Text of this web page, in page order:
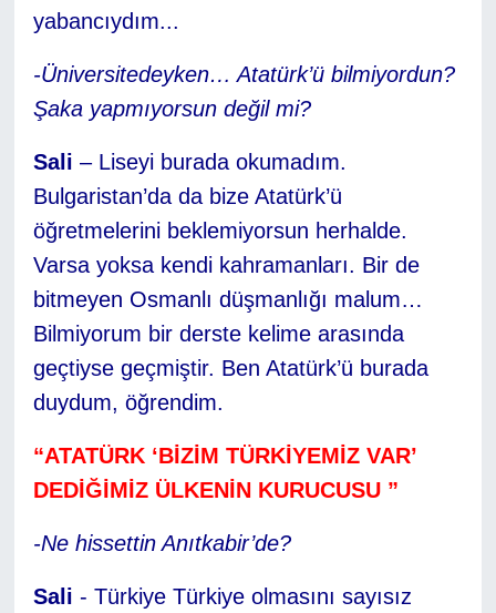
yabancıydım...
-Üniversitedeyken… Atatürk’ü bilmiyordun?
Şaka yapmıyorsun değil mi?
Sali – Liseyi burada okumadım.
Bulgaristan’da da bize Atatürk’ü
öğretmelerini beklemiyorsun herhalde.
Varsa yoksa kendi kahramanları. Bir de
bitmeyen Osmanlı düşmanlığı malum…
Bilmiyorum bir derste kelime arasında
geçtiyse geçmiştir. Ben Atatürk’ü burada
duydum, öğrendim.
“ATATÜRK ‘BİZİM TÜRKİYEMİZ VAR’
DEDİĞİMİZ ÜLKENİN KURUCUSU ”
-Ne hissettin Anıtkabir’de?
Sali - Türkiye Türkiye olmasını sayısız